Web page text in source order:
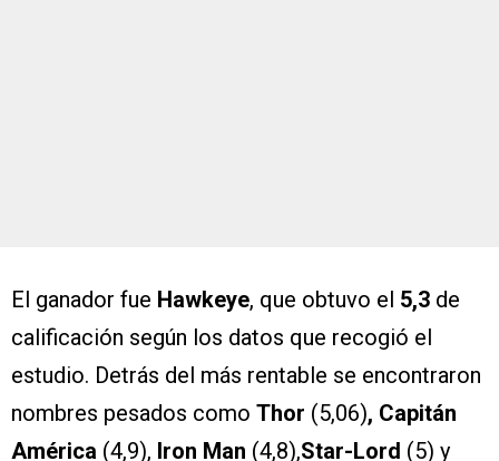
El ganador fue Hawkeye, que obtuvo el 5,3 de
calificación según los datos que recogió el
estudio. Detrás del más rentable se encontraron
nombres pesados como Thor (5,06), Capitán
América (4,9), Iron Man (4,8),Star-Lord (5) y